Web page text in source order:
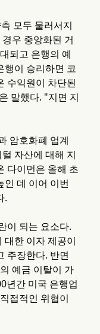
모두 물러서지
우 중앙화된 거
되고 은행의 예
행이 승리하면 코
수익원이 차단된
말했다. "지면 지
암호화폐 업계
자산에 대해 지
다이먼은 올해 초
인 데 이어 이번
.
이 되는 요소다.
대한 이자 제공이
주장한다. 반면
예금 이탈이 가
년간 미국 은행업
접적인 위협이